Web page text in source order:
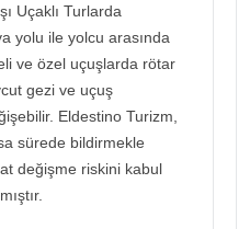
Uçaklı Turlarda
yolu ile yolcu arasında
ve özel uçuşlarda rötar
gezi ve uçuş
Eldestino Turizm,
sürede bildirmekle
değişme riskini kabul